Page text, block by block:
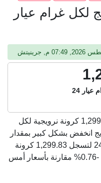
لكل غرام عيار
عيار 24
كرونة نرويجية لكل
النرويج انخفض بشكل كبير بمقدار
9.95 كرونة نرويجية لكل غرام عيار 24 لتسجل 1,299.83 كرونة
نرويجية لكل غرام (بنسبة تغير قدرها -0.76% مقارنة بأسعار أمس